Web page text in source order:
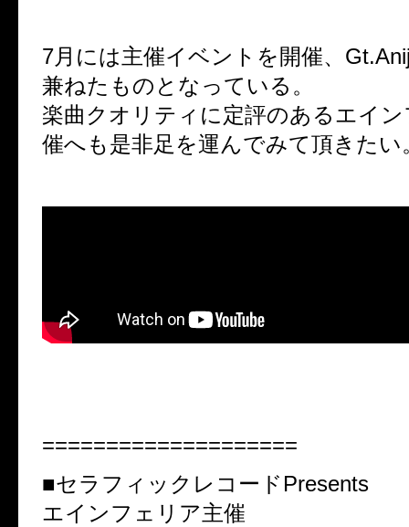
7月には主催イベントを開催、
兼ねたものとなっている。
楽曲クオリティに定評のあるエイ
催へも是非足を運んでみて頂きたい
====================
■セラフィックレコードPresents
エインフェリア主催